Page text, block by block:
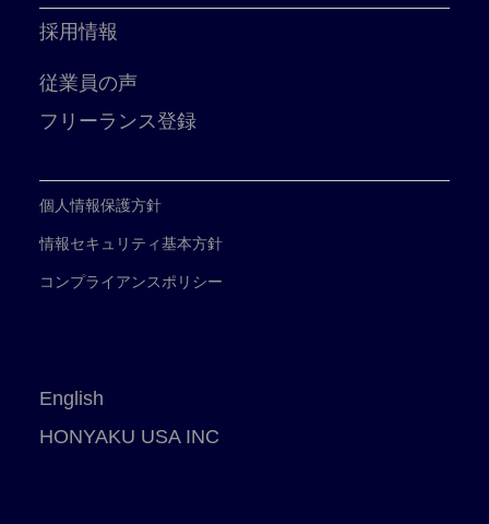
採用情報
従業員の声
フリーランス登録
個人情報保護方針
情報セキュリティ基本方針
コンプライアンスポリシー
English
HONYAKU USA INC